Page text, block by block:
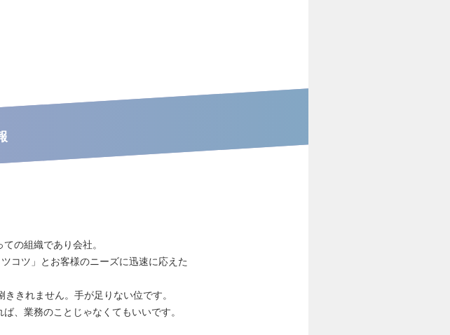
の組織であり会社。
コツ」とお客様のニーズに迅速に応えた
きれません。手が足りない位です。
、業務のことじゃなくてもいいです。